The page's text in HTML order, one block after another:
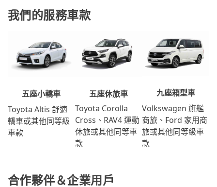
我們的服務車款
五座小轎車
Toyota Altis 舒適
轎車或其他同等級
車款
五座休旅車
Toyota Corolla
Cross、RAV4 運動
休旅或其他同等車
款
九座箱型車
Volkswagen 旗艦
商旅、Ford 家用商
旅或其他同等級車
款
合作夥伴＆企業用戶